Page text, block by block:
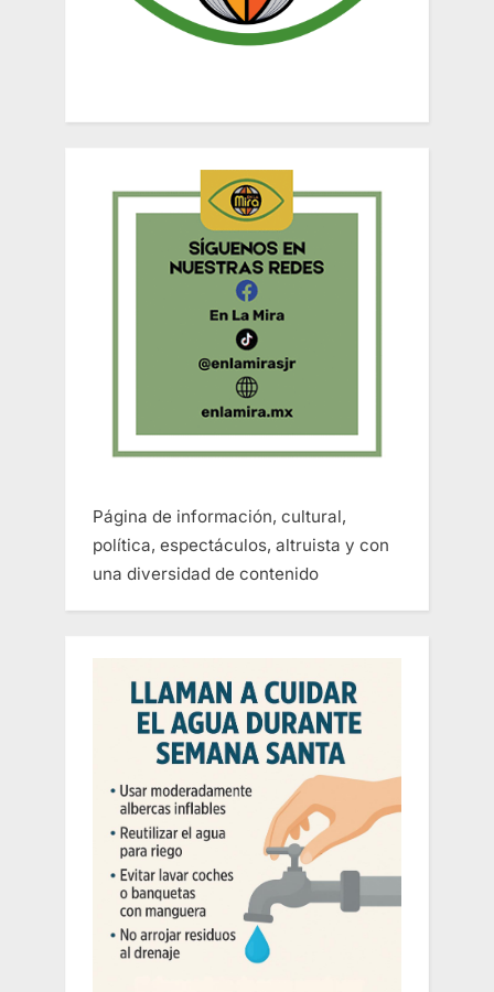
Página de información, cultural,
política, espectáculos, altruista y con
una diversidad de contenido